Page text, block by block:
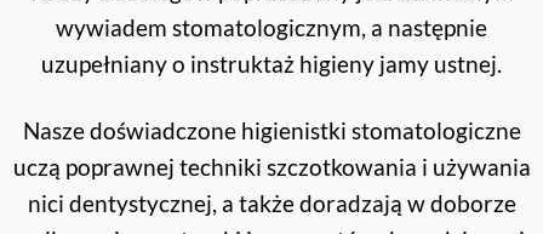
wywiadem stomatologicznym, a następnie
uzupełniany o instruktaż higieny jamy ustnej.
Nasze doświadczone higienistki stomatologiczne
uczą poprawnej techniki szczotkowania i używania
nici dentystycznej, a także doradzają w doborze